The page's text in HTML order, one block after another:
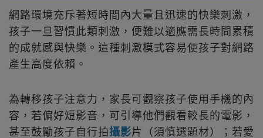
網路環境充斥著短時間內大量且迅速的快樂刺激，
孩子一旦習慣此類刺激，便難以適應需長時間累積
的成就感與快樂。這種刺激模式容易使孩子對網路
產生高度依賴。
為轉移孩子注意力，家長可觀察孩子使用手機的內
容，若偏好短影音，可引導他們觀看較長的電影，
甚至鼓勵孩子自行拍攝影片（須慎選題材）；若愛